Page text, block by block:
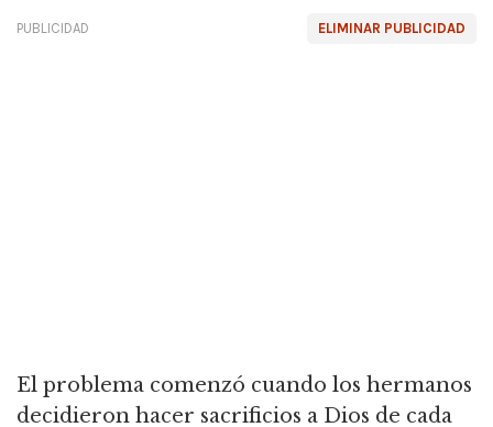
ELIMINAR PUBLICIDAD
PUBLICIDAD
El problema comenzó cuando los hermanos
decidieron hacer sacrificios a Dios de cada